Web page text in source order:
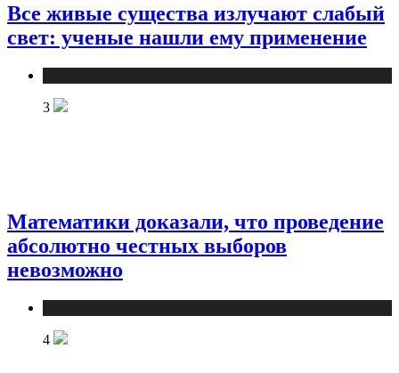
Все живые существа излучают слабый
свет: ученые нашли ему применение
3
Математики доказали, что проведение
абсолютно честных выборов
невозможно
4